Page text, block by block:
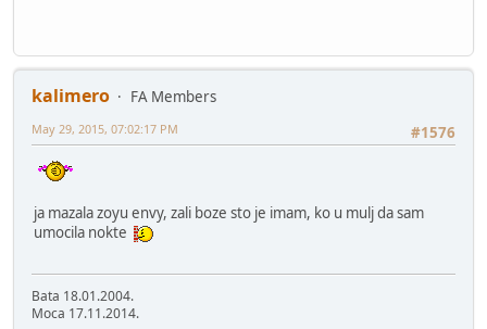
kalimero
FA Members
#1576
May 29, 2015, 07:02:17 PM
ja mazala zoyu envy, zali boze sto je imam, ko u mulj da sam
umocila nokte
Bata 18.01.2004.
Moca 17.11.2014.